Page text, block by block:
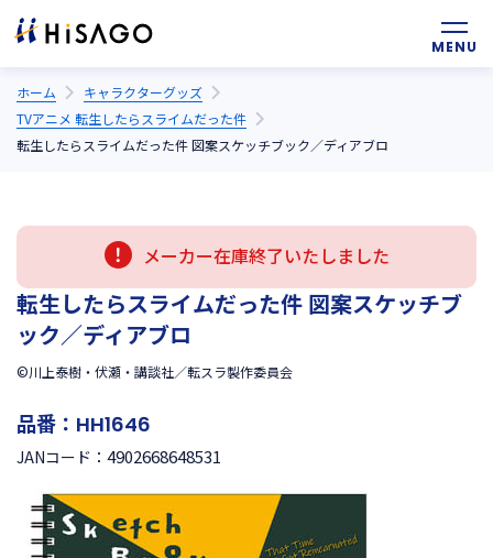
ホーム
キャラクターグッズ
TVアニメ 転生したらスライムだった件
転生したらスライムだった件 図案スケッチブック／ディアブロ
メーカー在庫終了いたしました
転生したらスライムだった件 図案スケッチブ
ック／ディアブロ
©川上泰樹・伏瀬・講談社／転スラ製作委員会
品番： HH1646
JANコード： 4902668648531